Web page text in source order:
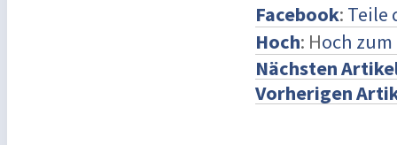
Facebook: Teile
Hoch: Hoch
Nächsten
Vorherigen